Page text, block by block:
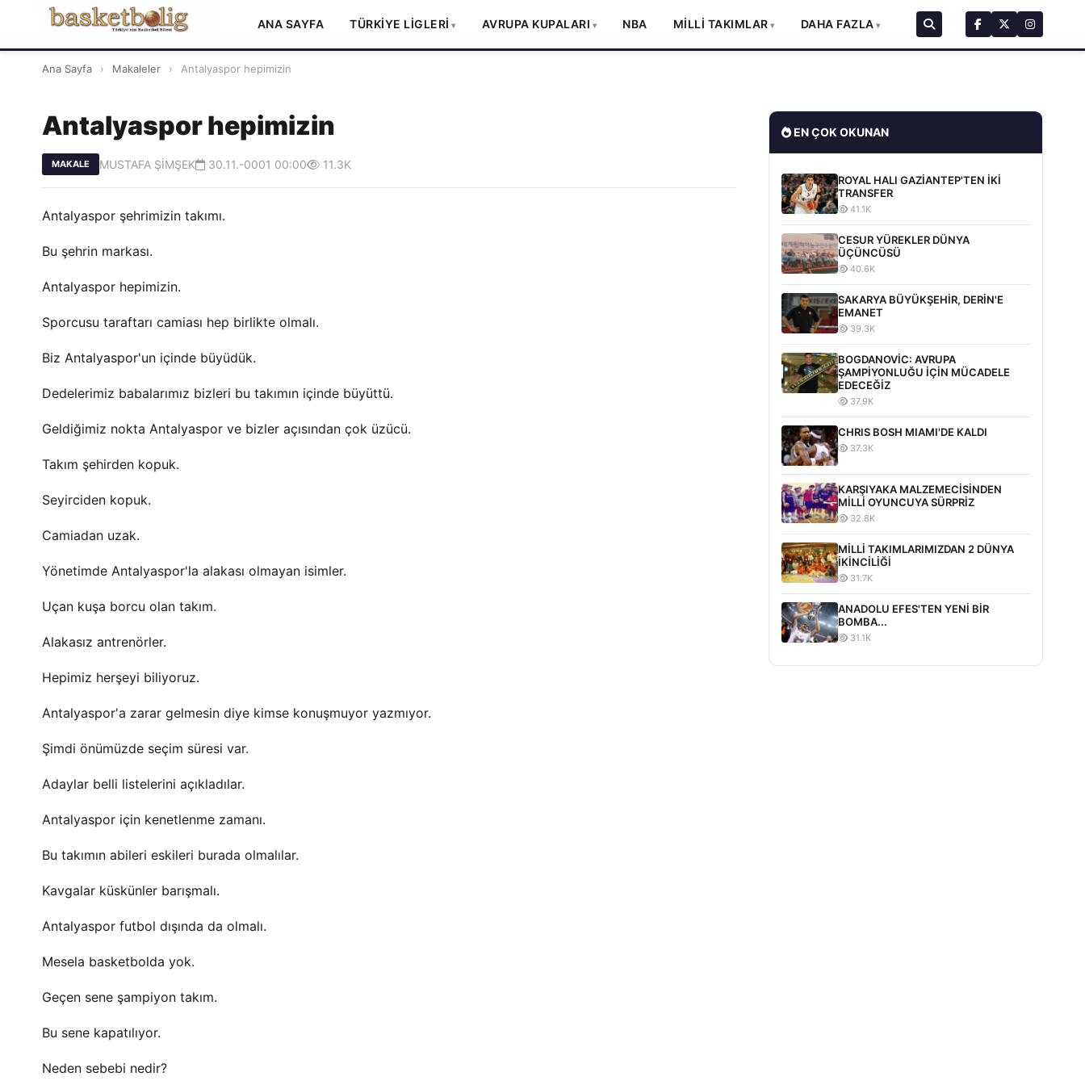
ANA SAYFA TÜRKİYE LİGLERİ AVRUPA KUPALARI NBA MİLLİ TAKIMLAR DAHA FAZLA
Ana Sayfa › Makaleler › Antalyaspor hepimizin
Antalyaspor hepimizin
MAKALE MUSTAFA ŞİMŞEK 30.11.-0001 00:00 11.3K
Antalyaspor şehrimizin takımı.
Bu şehrin markası.
Antalyaspor hepimizin.
Sporcusu taraftarı camiası hep birlikte olmalı.
Biz Antalyaspor'un içinde büyüdük.
Dedelerimiz babalarımız bizleri bu takımın içinde büyüttü.
Geldiğimiz nokta Antalyaspor ve bizler açısından çok üzücü.
Takım şehirden kopuk.
Seyirciden kopuk.
Camiadan uzak.
Yönetimde Antalyaspor'la alakası olmayan isimler.
Uçan kuşa borcu olan takım.
Alakasız antrenörler.
Hepimiz herşeyi biliyoruz.
Antalyaspor'a zarar gelmesin diye kimse konuşmuyor yazmıyor.
Şimdi önümüzde seçim süresi var.
Adaylar belli listelerini açıkladılar.
Antalyaspor için kenetlenme zamanı.
Bu takımın abileri eskileri burada olmalılar.
Kavgalar küskünler barışmalı.
Antalyaspor futbol dışında da olmalı.
Mesela basketbolda yok.
Geçen sene şampiyon takım.
Bu sene kapatılıyor.
Neden sebebi nedir?
EN ÇOK OKUNAN
ROYAL HALI GAZİANTEP'TEN İKİ
TRANSFER
41.1K
CESUR YÜREKLER DÜNYA
ÜÇÜNCÜSÜ
40.6K
SAKARYA BÜYÜKŞEHİR, DERİN'E
EMANET
39.3K
BOGDANOVİC: AVRUPA
ŞAMPİYONLUĞU İÇİN MÜCADELE
EDECEĞİZ
37.9K
CHRIS BOSH MIAMI'DE KALDI
37.3K
KARŞIYAKA MALZEMECİSİNDEN
MİLLİ OYUNCUYA SÜRPRİZ
32.8K
MİLLİ TAKIMLARIMIZDAN 2 DÜNYA
İKİNCİLİĞİ
31.7K
ANADOLU EFES'TEN YENİ BİR
BOMBA...
31.1K